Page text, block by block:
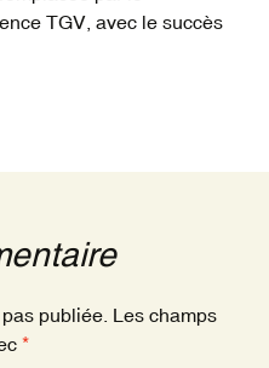
TGV, avec le succès
publiée. Les champs
*